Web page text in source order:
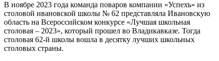
В ноябре 2023 года команда поваров компании «Успехъ» из
столовой ивановской школы № 62 представляла Ивановскую
область на Всероссийском конкурсе «Лучшая школьная
столовая – 2023», который прошел во Владикавказе. Тогда
столовая 62-й школы вошла в десятку лучших школьных
столовых страны.